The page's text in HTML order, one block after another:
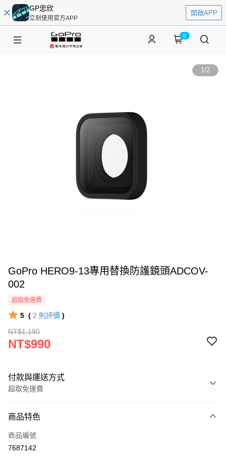
GP忠欣
立刻使用官方APP
開啟APP
0
1/2
GoPro HERO9-13專用替換防護鏡頭ADCOV-
002
超取免運費
5 ( 2 則評價 )
NT$1,190
NT$990
付款與運送方式
超取免運費
信用卡一次付款
信用卡分期付款
商品特色
商品編號
7687142